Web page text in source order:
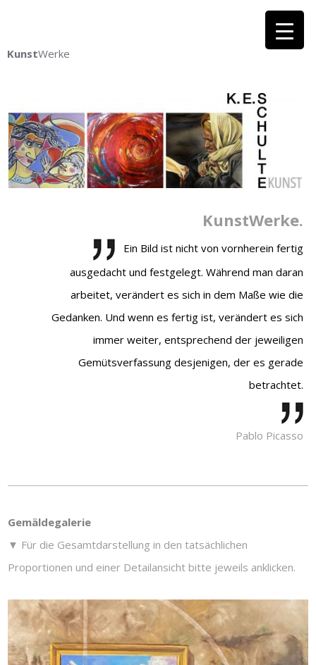
KunstWerke
KunstWerke.
Ein Bild ist nicht von vornherein fertig
ausgedacht und festgelegt. Während man daran
arbeitet, verändert es sich in dem Maße wie die
Gedanken. Und wenn es fertig ist, verändert es sich
immer weiter, entsprechend der jeweiligen
Gemütsverfassung desjenigen, der es gerade
betrachtet.
Pablo Picasso
Gemäldegalerie
▼ Für die Gesamtdarstellung in den tatsächlichen
Proportionen und einer Detailansicht bitte jeweils anklicken.